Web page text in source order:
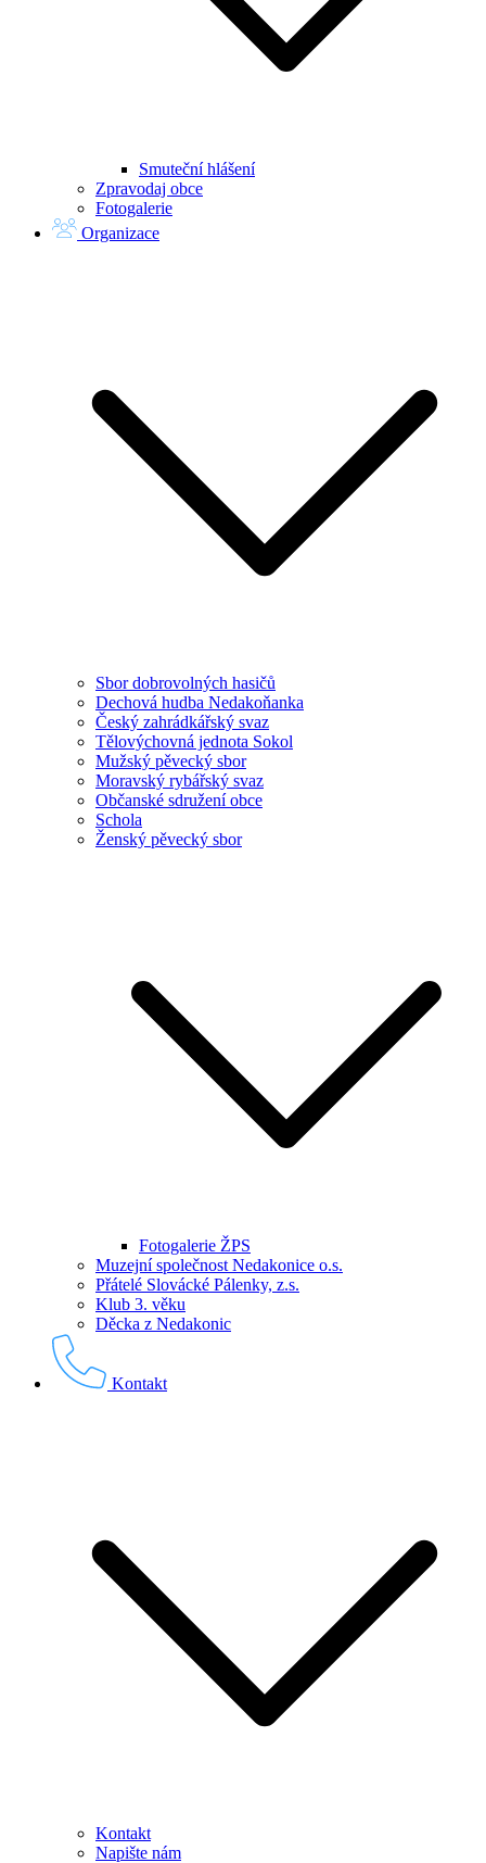
Smuteční hlášení
Zpravodaj obce
Fotogalerie
Organizace
Sbor dobrovolných hasičů
Dechová hudba Nedakoňanka
Český zahrádkářský svaz
Tělovýchovná jednota Sokol
Mužský pěvecký sbor
Moravský rybářský svaz
Občanské sdružení obce
Schola
Ženský pěvecký sbor
Fotogalerie ŽPS
Muzejní společnost Nedakonice o.s.
Přátelé Slovácké Pálenky, z.s.
Klub 3. věku
Děcka z Nedakonic
Kontakt
Kontakt
Napište nám